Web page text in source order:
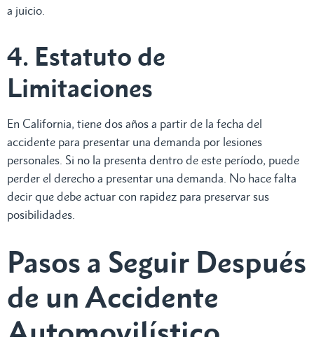
a juicio.
4. Estatuto de
Limitaciones
En California, tiene dos años a partir de la fecha del
accidente para presentar una demanda por lesiones
personales. Si no la presenta dentro de este período, puede
perder el derecho a presentar una demanda. No hace falta
decir que debe actuar con rapidez para preservar sus
posibilidades.
Pasos a Seguir Después
de un Accidente